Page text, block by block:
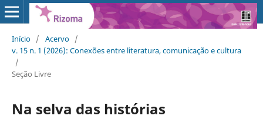
Início / Acervo /
v. 15 n. 1 (2026): Conexões entre literatura, comunicação e cultura
/
Seção Livre
Na selva das histórias